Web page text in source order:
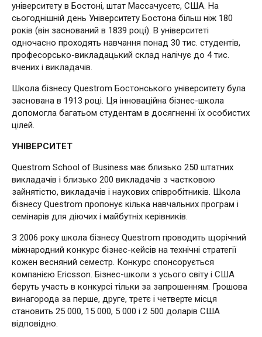
університету в Бостоні, штат Массачусетс, США. На
сьогоднішній день Університету Бостона більш ніж 180
років (він заснований в 1839 році). В університеті
одночасно проходять навчання понад 30 тис. студентів,
професорсько-викладацький склад налічує до 4 тис.
вчених і викладачів.
Школа бізнесу Questrom Бостонського університету була
заснована в 1913 році. Ця інноваційна бізнес-школа
допомогла багатьом студентам в досягненні їх особистих
цілей.
УНІВЕРСИТЕТ
Questrom School of Business має близько 250 штатних
викладачів і близько 200 викладачів з частковою
зайнятістю, викладачів і наукових співробітників. Школа
бізнесу Questrom пропонує кілька навчальних програм і
семінарів для діючих і майбутніх керівників.
З 2006 року школа бізнесу Questrom проводить щорічний
міжнародний конкурс бізнес-кейсів на технічні стратегії
кожен весняний семестр. Конкурс спонсорується
компанією Ericsson. Бізнес-школи з усього світу і США
беруть участь в конкурсі тільки за запрошенням. Грошова
винагорода за перше, друге, третє і четверте місця
становить 25 000, 15 000, 5 000 і 2 500 доларів США
відповідно.